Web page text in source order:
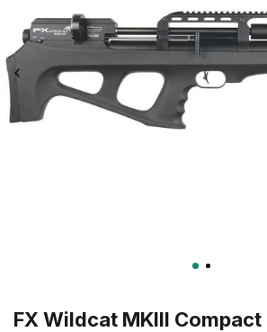
FX Wildcat MKIII Compact